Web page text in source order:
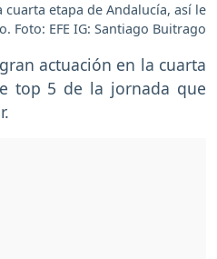
etapa de Andalucía, así le
Foto: EFE IG: Santiago Buitrago
actuación en la cuarta
top 5 de la jornada que